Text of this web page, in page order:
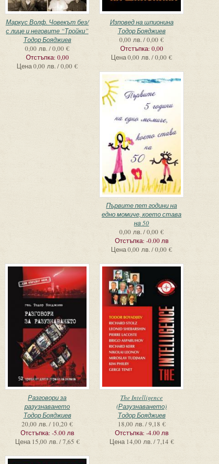
Маркус Волф. Човекът без/
с лице и неговите “Тройки”
Тодор Бояджиев
0,00 лв. / 0,00 €
Отстъпка: 0,00
Цена0,00 лв. / 0,00 €
Изповед на шпионина
Тодор Бояджиев
0,00 лв. / 0,00 €
Отстъпка: 0,00
Цена0,00 лв. / 0,00 €
Първите пет години на
едно момиче, което става
на 50
0,00 лв. / 0,00 €
Отстъпка: -0.00 лв
Цена0,00 лв. / 0,00 €
Разговори за
разузнаването
Тодор Бояджиев
20,00 лв. / 10,20 €
Отстъпка: -5.00 лв
Цена 15,00 лв. / 7,65 €
The Intelligence
(Разузнаването)
Тодор Бояджиев
18,00 лв. / 9,18 €
Отстъпка: -4.00 лв
Цена 14,00 лв. / 7,14 €